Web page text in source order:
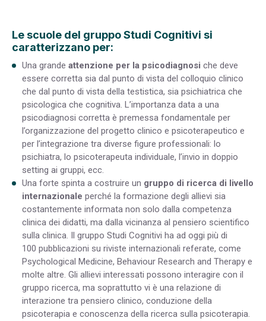
Le scuole del gruppo Studi Cognitivi si
caratterizzano per:
Una grande attenzione per la psicodiagnosi che deve
essere corretta sia dal punto di vista del colloquio clinico
che dal punto di vista della testistica, sia psichiatrica che
psicologica che cognitiva. L’importanza data a una
psicodiagnosi corretta è premessa fondamentale per
l’organizzazione del progetto clinico e psicoterapeutico e
per l’integrazione tra diverse figure professionali: lo
psichiatra, lo psicoterapeuta individuale, l’invio in doppio
setting ai gruppi, ecc.
Una forte spinta a costruire un gruppo di ricerca di livello
internazionale perché la formazione degli allievi sia
costantemente informata non solo dalla competenza
clinica dei didatti, ma dalla vicinanza al pensiero scientifico
sulla clinica. Il gruppo Studi Cognitivi ha ad oggi più di
100 pubblicazioni su riviste internazionali referate, come
Psychological Medicine, Behaviour Research and Therapy e
molte altre. Gli allievi interessati possono interagire con il
gruppo ricerca, ma soprattutto vi è una relazione di
interazione tra pensiero clinico, conduzione della
psicoterapia e conoscenza della ricerca sulla psicoterapia.